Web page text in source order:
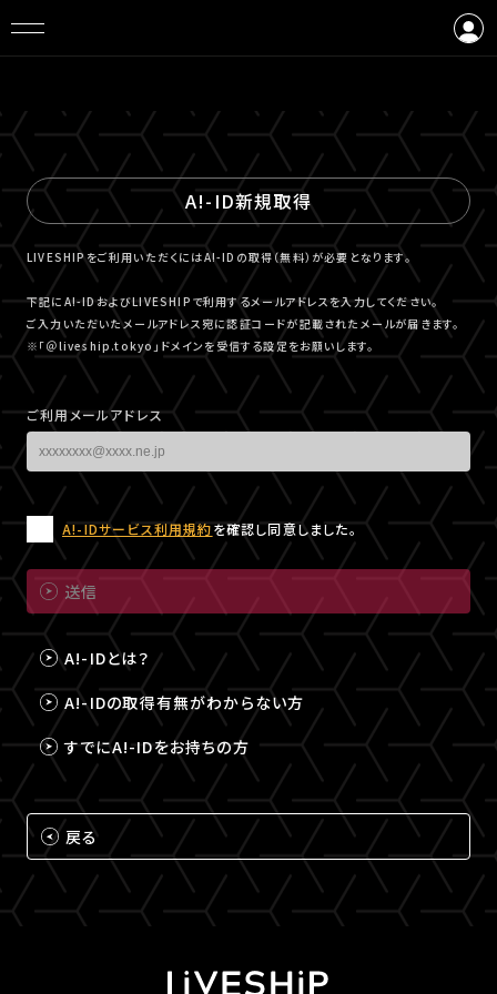
A!-ID新規取得
LIVESHIPをご利用いただくにはA!-IDの取得（無料）が必要となります。
下記にA!-IDおよびLIVESHIPで利用するメールアドレスを入力してください。
ご入力いただいたメールアドレス宛に認証コードが記載されたメールが届きます。
※「＠liveship.tokyo」ドメインを受信する設定をお願いします。
ご利用メールアドレス
A!-IDサービス利用規約を確認し同意しました。
送信
A!-IDとは？
A!-IDの取得有無がわからない方
すでにA!-IDをお持ちの方
戻る